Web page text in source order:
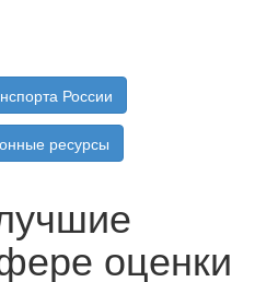
России
ресурсы
оценки